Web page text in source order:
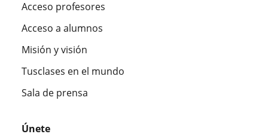
Acceso profesores
Acceso a alumnos
Misión y visión
Tusclases en el mundo
Sala de prensa
Únete